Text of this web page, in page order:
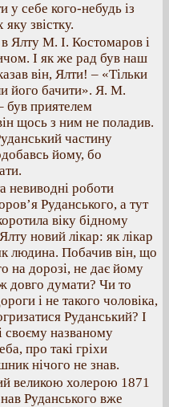
у себе кого-небудь із
звістку.
Ялту М. І. Костомаров і
І як же рад був наш
він, Ялти! – «Тільки
його бачити». Я. М.
був приятелем
щось з ним не поладив.
частину
йому, бо
невиводні роботи
Руданського, а тут
віку бідному
новий лікар: як лікар
людина. Побачив він, що
на дорозі, не дає йому
довго думати? Чи то
і не такого чоловіка,
Руданський? І
своєму названому
про такі гріхи
нічого не знав.
великою холерою 1871
Руданського вже